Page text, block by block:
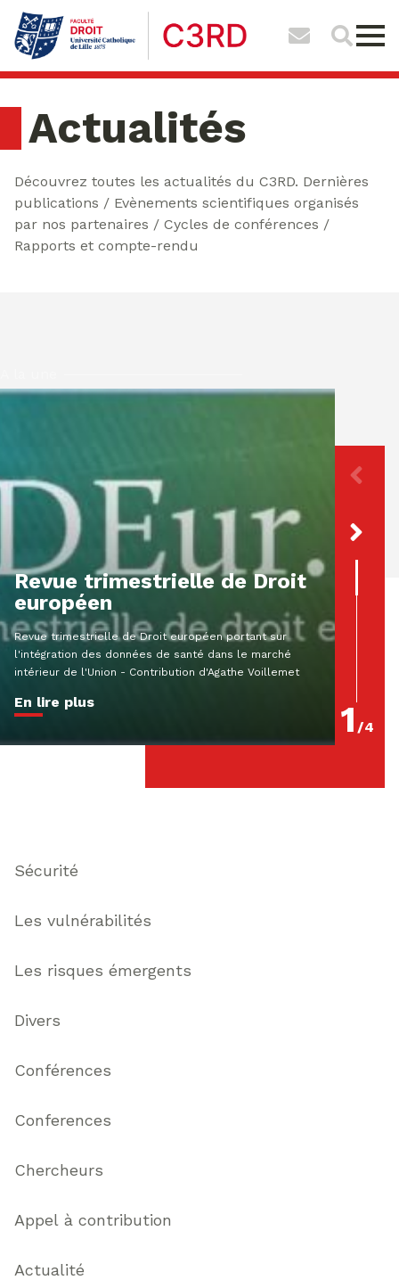
Actualités
Découvrez toutes les actualités du C3RD. Dernières
publications / Evènements scientifiques organisés
par nos partenaires / Cycles de conférences /
Rapports et compte-rendu
1 /4
Revue trimestrielle de Droit
européen
Revue trimestrielle de Droit européen portant sur
l'intégration des données de santé dans le marché
intérieur de l'Union - Contribution d'Agathe Voillemet
En lire plus En
Thématiques
Sécurité
Les vulnérabilités
Les risques émergents
Divers
Conférences
Conferences
Chercheurs
Appel à contribution
Actualité